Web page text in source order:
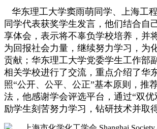
华东理工大学窦雨萌同学、上海工
同学代表获奖学生发言，他们结合自
享体会，表示将不辜负学校培养，并
为回报社会力量，继续努力学习，为
贡献；华东理工大学党委学生工作部
相关学校进行了交流，重点介绍了华
照“公开、公平、公正”基本原则，推
法，他感谢学会评选平台，通过“双
励学生刻苦努力学习，钻研技术并取